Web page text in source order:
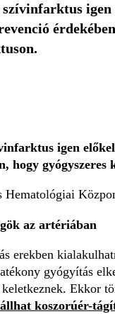
igen
hogy
Hematológiai
az artériában
erekben
gyógyítás
Ekkor
koszorúér-